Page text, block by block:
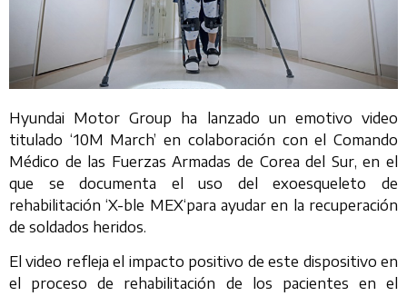
Hyundai Motor Group ha lanzado un emotivo video
titulado ‘10M March’ en colaboración con el Comando
Médico de las Fuerzas Armadas de Corea del Sur, en el
que se documenta el uso del exoesqueleto de
rehabilitación ‘X-ble MEX‘para ayudar en la recuperación
de soldados heridos.
El video refleja el impacto positivo de este dispositivo en
el proceso de rehabilitación de los pacientes en el